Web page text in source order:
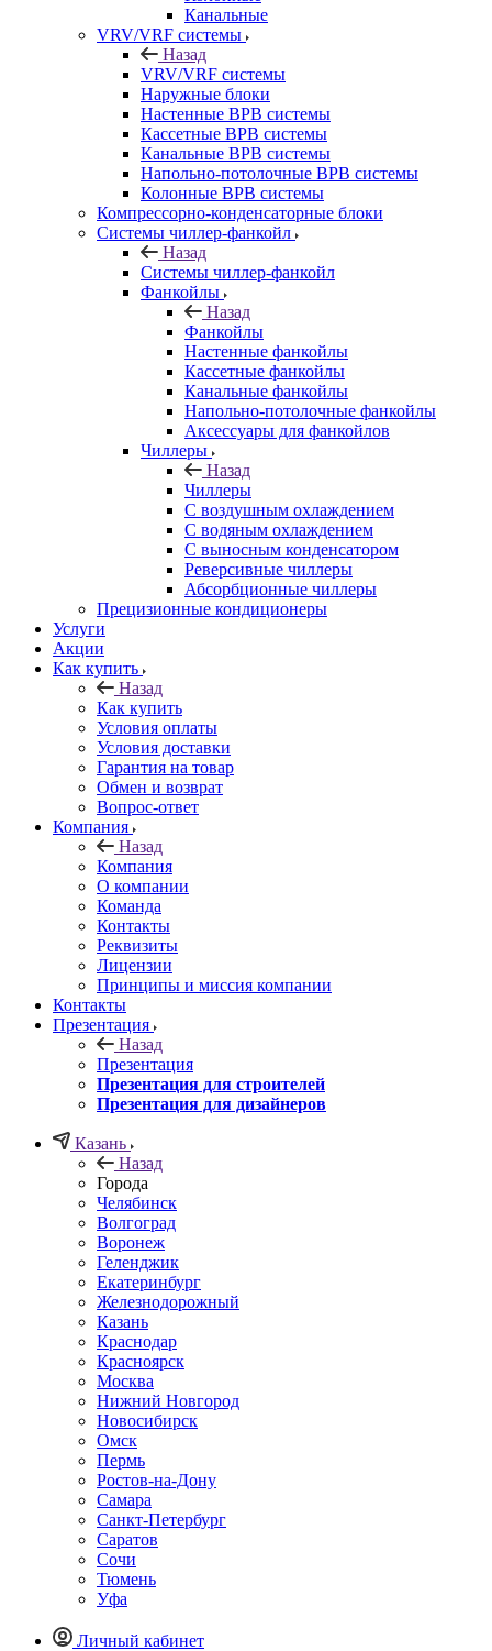
Канальные
VRV/VRF системы
Назад
VRV/VRF системы
Наружные блоки
Настенные ВРВ системы
Кассетные ВРВ системы
Канальные ВРВ системы
Напольно-потолочные ВРВ системы
Колонные ВРВ системы
Компрессорно-конденсаторные блоки
Системы чиллер-фанкойл
Назад
Системы чиллер-фанкойл
Фанкойлы
Назад
Фанкойлы
Настенные фанкойлы
Кассетные фанкойлы
Канальные фанкойлы
Напольно-потолочные фанкойлы
Аксессуары для фанкойлов
Чиллеры
Назад
Чиллеры
С воздушным охлаждением
С водяным охлаждением
С выносным конденсатором
Реверсивные чиллеры
Абсорбционные чиллеры
Прецизионные кондиционеры
Услуги
Акции
Как купить
Назад
Как купить
Условия оплаты
Условия доставки
Гарантия на товар
Обмен и возврат
Вопрос-ответ
Компания
Назад
Компания
О компании
Команда
Контакты
Реквизиты
Лицензии
Принципы и миссия компании
Контакты
Презентация
Назад
Презентация
Презентация для строителей
Презентация для дизайнеров
Казань
Назад
Города
Челябинск
Волгоград
Воронеж
Геленджик
Екатеринбург
Железнодорожный
Казань
Краснодар
Красноярск
Москва
Нижний Новгород
Новосибирск
Омск
Пермь
Ростов-на-Дону
Самара
Санкт-Петербург
Саратов
Сочи
Тюмень
Уфа
Личный кабинет